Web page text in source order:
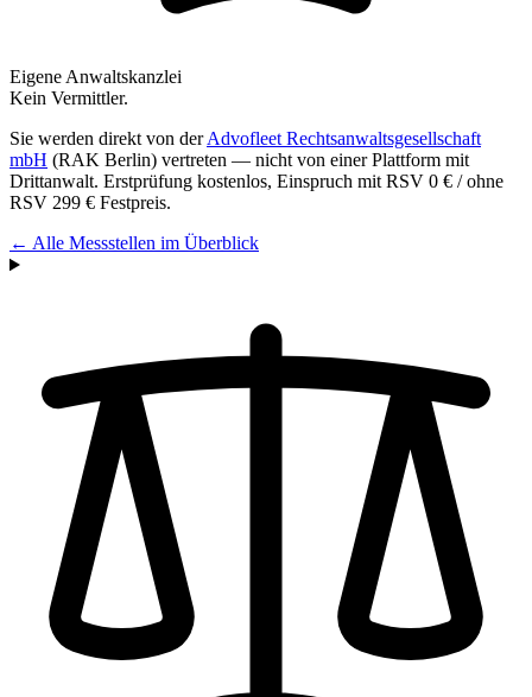
Eigene Anwaltskanzlei
Kein Vermittler.
Sie werden direkt von der Advofleet Rechtsanwaltsgesellschaft
mbH (RAK Berlin) vertreten — nicht von einer Plattform mit
Drittanwalt. Erstprüfung kostenlos, Einspruch mit RSV 0 € / ohne
RSV 299 € Festpreis.
← Alle Messstellen im Überblick